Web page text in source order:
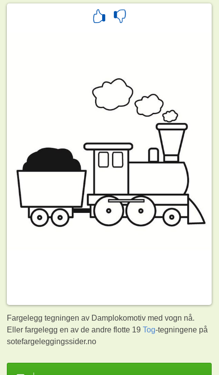
Fargelegg tegningen av Damplokomotiv med vogn nå.
Eller fargelegg en av de andre flotte 19Tog-tegningene på
sotefargeleggingssider.no